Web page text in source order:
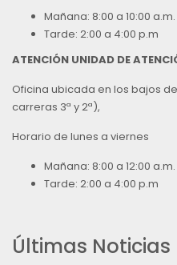
Mañana: 8:00 a 10:00 a.m.
Tarde: 2:00 a 4:00 p.m
ATENCIÓN UNIDAD DE
Oficina ubicada en los bajos
carreras 3ª y 2ª),
Horario de lunes a viernes
Mañana: 8:00 a 12:00 a.m.
Tarde: 2:00 a 4:00 p.m
Últimas Noticias